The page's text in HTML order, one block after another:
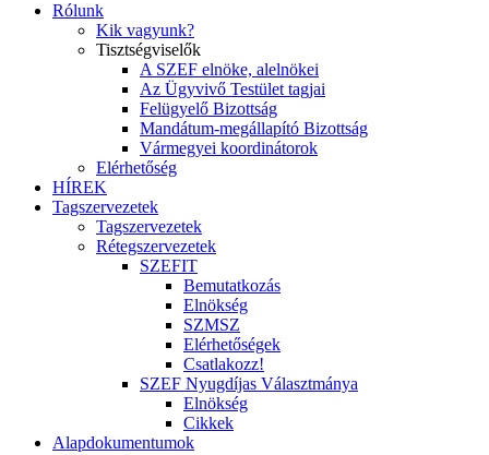
Rólunk
Kik vagyunk?
Tisztségviselők
A SZEF elnöke, alelnökei
Az Ügyvivő Testület tagjai
Felügyelő Bizottság
Mandátum-megállapító Bizottság
Vármegyei koordinátorok
Elérhetőség
HÍREK
Tagszervezetek
Tagszervezetek
Rétegszervezetek
SZEFIT
Bemutatkozás
Elnökség
SZMSZ
Elérhetőségek
Csatlakozz!
SZEF Nyugdíjas Választmánya
Elnökség
Cikkek
Alapdokumentumok